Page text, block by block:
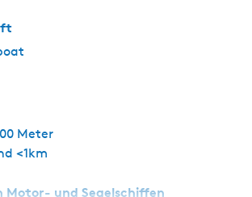
Meter
<1km
Motor- und Segelschiffen